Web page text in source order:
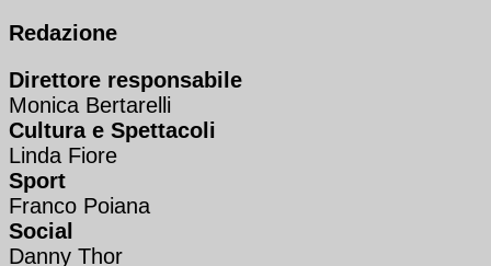
Redazione
Direttore responsabile
Monica Bertarelli
Cultura e Spettacoli
Linda Fiore
Sport
Franco Poiana
Social
Danny Thor